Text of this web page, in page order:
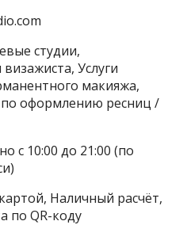
студии,
Услуги
макияжа,
по оформлению ресниц /
с 10:00 до 21:00 (по
Наличный расчёт,
по QR-коду